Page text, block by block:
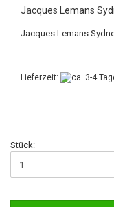
Jacques Lemans
Jacques Lemans
Lieferzeit:
Stück: